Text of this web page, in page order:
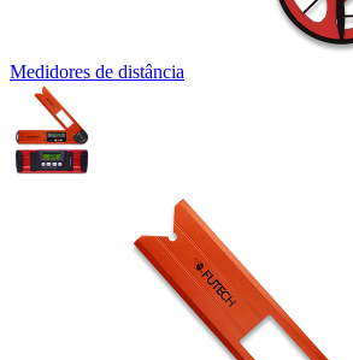
Medidores de distância